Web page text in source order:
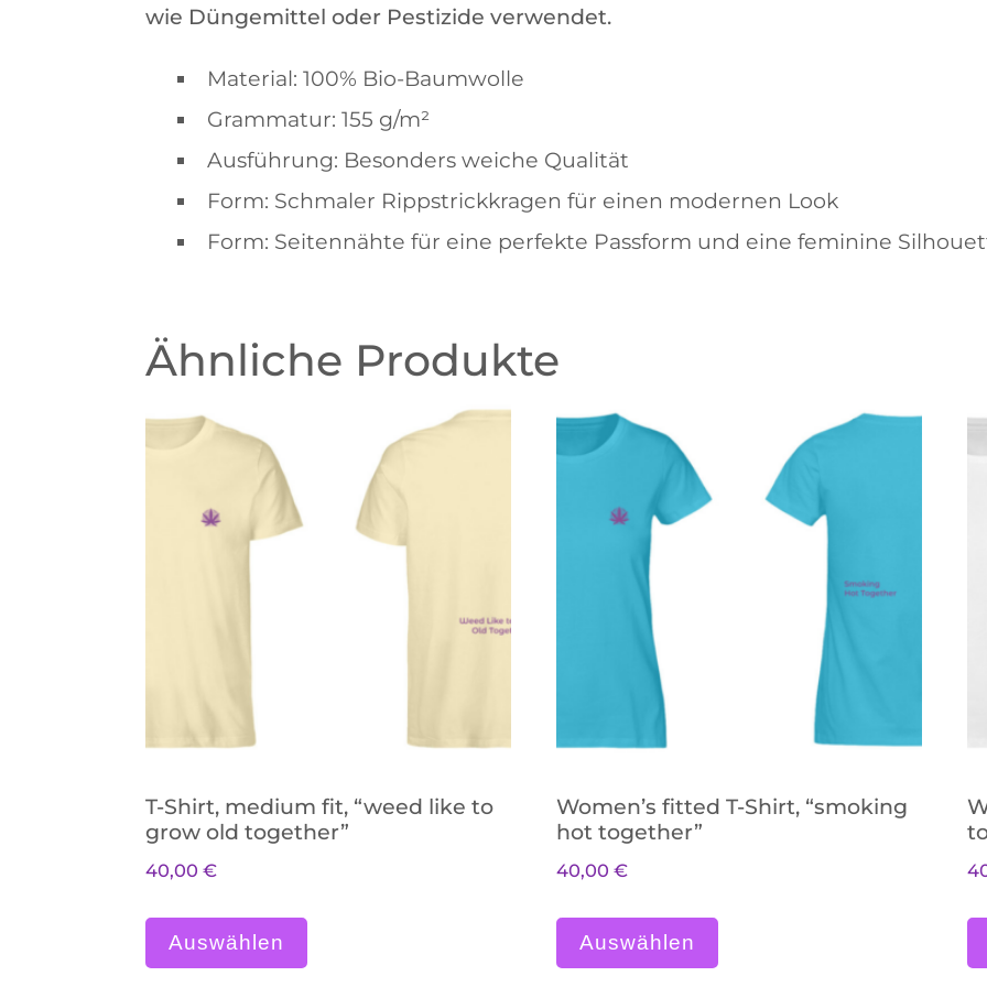
wie Düngemittel oder Pestizide verwendet.
Material: 100% Bio-Baumwolle
Grammatur: 155 g/m²
Ausführung: Besonders weiche Qualität
Form: Schmaler Rippstrickkragen für einen modernen Look
Form: Seitennähte für eine perfekte Passform und eine feminine
Ähnliche Produkte
T-Shirt, medium fit, “weed like to
grow old together”
40,00 €
Auswählen
Women’s fitted T-Shirt, “smoking
hot together”
40,00€
Auswählen